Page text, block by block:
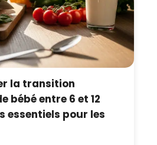
la transition
bébé entre 6 et 12
essentiels pour les